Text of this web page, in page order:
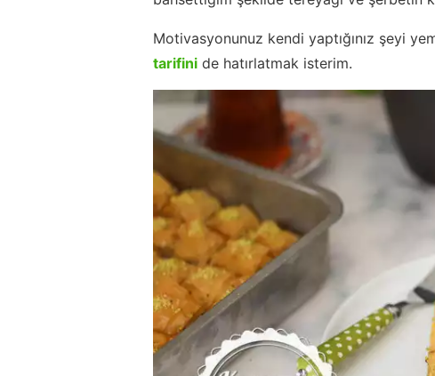
Motivasyonunuz kendi yaptığınız şeyi
tarifini de hatırlatmak isterim.